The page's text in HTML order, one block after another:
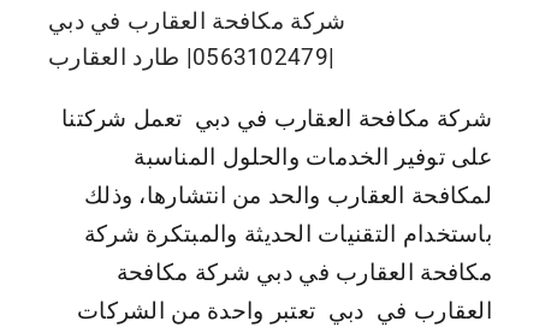
شركة مكافحة العقارب في دبي
|0563102479| طارد العقارب
شركة مكافحة العقارب في دبي تعمل شركتنا
على توفير الخدمات والحلول المناسبة
لمكافحة العقارب والحد من انتشارها، وذلك
باستخدام التقنيات الحديثة والمبتكرة شركة
مكافحة العقارب في دبي شركة مكافحة
العقارب في دبي تعتبر واحدة من الشركات